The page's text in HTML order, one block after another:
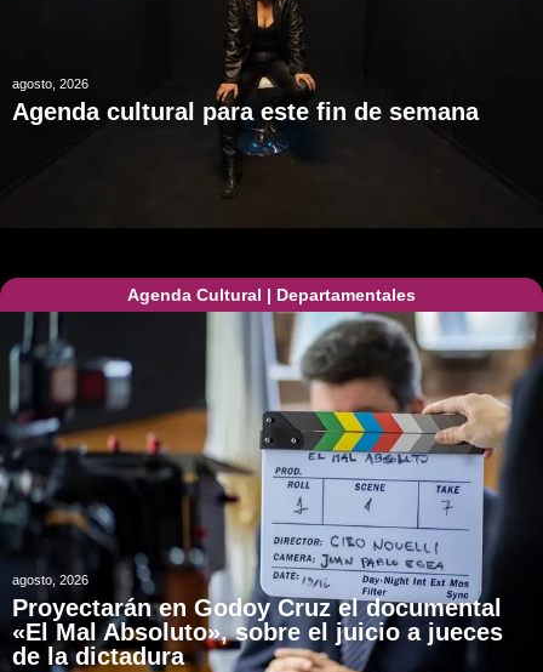
agosto, 2026
Agenda cultural para este fin de semana
Agenda Cultural | Departamentales
agosto, 2026
Proyectarán en Godoy Cruz el documental
«El Mal Absoluto», sobre el juicio a jueces
de la dictadura